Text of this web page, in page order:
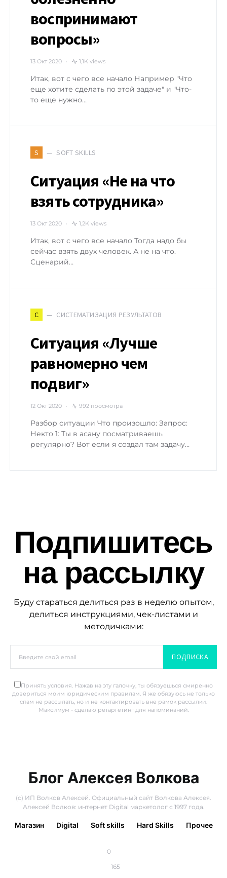
воспринимают
вопросы»
13 Окт 2020 1,1K views
Итак, вот с чего все начало Например "Что
еще хотите сделать по этой задаче" и "Что-
то еще нужно…
S SOFT SKILLS
Ситуация «Не на что
взять сотрудника»
13 Окт 2020 1,2K views
Итак, вот с чего все начало Тогда надо бы
сейчас взять двух человек. А не на что.
Сценарий…
С СИСТЕМАТИЗАЦИЯ РЕЗУЛЬТАТОВ
Ситуация «Лучше
равномерно чем
подвиг»
12 Окт 2020 992 просмотра
Разбор ситуации Что произошло: Запрос:
Некто 1: Ты в асану посматриваешь
регулярно? Вот если я создал там задачу…
Подпишитесь
на рассылку
Буду стараться делиться раз в неделю опытом,
делиться инструкциями, чек-листами и
методичками:
ПОДПИСКА
Принять условия. Нажав на эту галочку, ты обязуешься смиренно
довериться моим юридическим правилам. Я же обязуюсь не только
спам не рассылать, но и не контактировать вне рамок рассылки.
Максимум - сделаю ретаргетинг для напоминаний.
Блог Алексея Волкова
(с) ИП Волков Алексей. Официальный сайт Волкова Алексея.
Алексей Волков: интернет Digital маркетолог с 1997 года.
0
165
Магазин Digital Soft skills Hard Skills Прочее